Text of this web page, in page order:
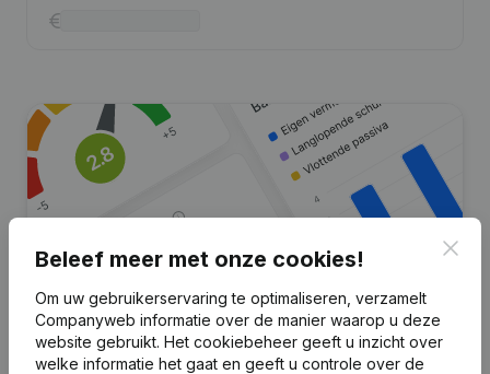
Zoek je meer informatie over dit
bedrijf?
Beleef meer met onze cookies!
Om uw gebruikerservaring te optimaliseren, verzamelt
Companyweb informatie over de manier waarop u deze
website gebruikt. Het cookiebeheer geeft u inzicht over
welke informatie het gaat en geeft u controle over de